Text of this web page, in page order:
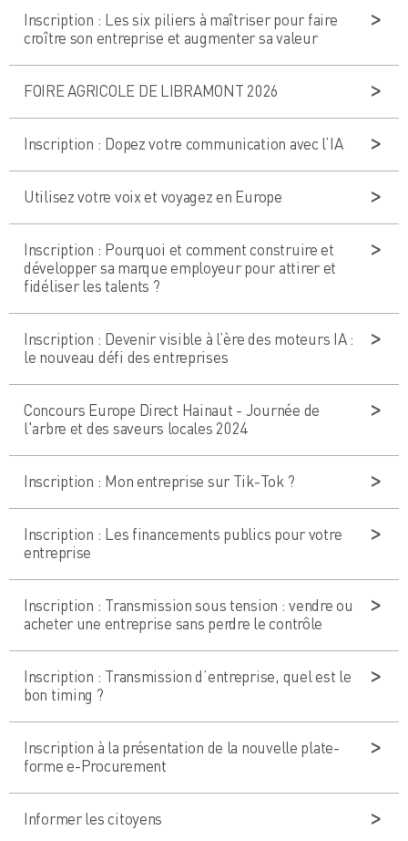
Inscription : Les six piliers à maîtriser pour faire
croître son entreprise et augmenter sa valeur
FOIRE AGRICOLE DE LIBRAMONT 2026
Inscription : Dopez votre communication avec l’IA
Utilisez votre voix et voyagez en Europe
Inscription : Pourquoi et comment construire et
développer sa marque employeur pour attirer et
fidéliser les talents ?
Inscription : Devenir visible à l’ère des moteurs IA :
le nouveau défi des entreprises
Concours Europe Direct Hainaut - Journée de
l'arbre et des saveurs locales 2024
Inscription : Mon entreprise sur Tik-Tok ?
Inscription : Les financements publics pour votre
entreprise
Inscription : Transmission sous tension : vendre ou
acheter une entreprise sans perdre le contrôle
Inscription : Transmission d’entreprise, quel est le
bon timing ?
Inscription à la présentation de la nouvelle plate-
forme e-Procurement
Informer les citoyens